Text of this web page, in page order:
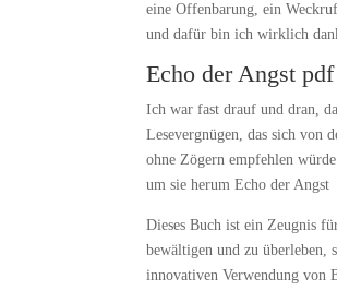
eine Offenbarung, ein
und dafür bin ich wirklich
Echo der Angst pdf
Ich war fast drauf und dran,
Lesevergnügen, das sich von
ohne Zögern empfehlen
um sie herum Echo der Angst
Dieses Buch ist ein Zeugnis
bewältigen und zu überleben,
innovativen Verwendung von